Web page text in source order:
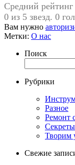
Средний рейтинг
0 из 5 звезд. 0
Вам нужно
Метки: О нас
Поиск
Рубрики
Разное
Ремонт
Творим
Свежие